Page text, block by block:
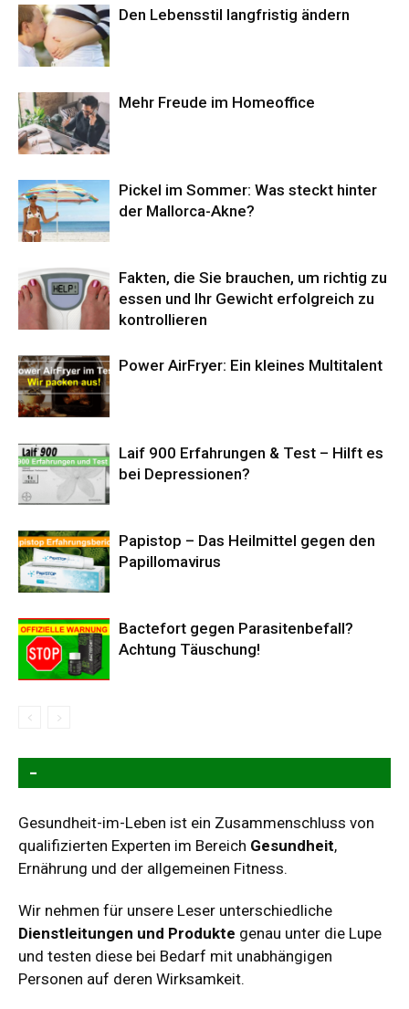
Den Lebensstil langfristig ändern
Mehr Freude im Homeoffice
Pickel im Sommer: Was steckt hinter
der Mallorca-Akne?
Fakten, die Sie brauchen, um richtig zu
essen und Ihr Gewicht erfolgreich zu
kontrollieren
Power AirFryer: Ein kleines Multitalent
Laif 900 Erfahrungen & Test – Hilft es
bei Depressionen?
Papistop – Das Heilmittel gegen den
Papillomavirus
Bactefort gegen Parasitenbefall?
Achtung Täuschung!
–
Gesundheit-im-Leben ist ein Zusammenschluss von
qualifizierten Experten im Bereich Gesundheit,
Ernährung und der allgemeinen Fitness.
Wir nehmen für unsere Leser unterschiedliche
Dienstleitungen und Produkte genau unter die Lupe
und testen diese bei Bedarf mit unabhängigen
Personen auf deren Wirksamkeit.